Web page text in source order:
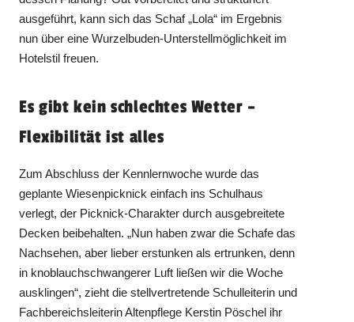
ausgeführt, kann sich das Schaf „Lola“ im Ergebnis
nun über eine Wurzelbuden-Unterstellmöglichkeit im
Hotelstil freuen.
Es gibt kein schlechtes Wetter –
Flexibilität ist alles
Zum Abschluss der Kennlernwoche wurde das
geplante Wiesenpicknick einfach ins Schulhaus
verlegt, der Picknick-Charakter durch ausgebreitete
Decken beibehalten. „Nun haben zwar die Schafe das
Nachsehen, aber lieber erstunken als ertrunken, denn
in knoblauchschwangerer Luft ließen wir die Woche
ausklingen“, zieht die stellvertretende Schulleiterin und
Fachbereichsleiterin Altenpflege Kerstin Pöschel ihr